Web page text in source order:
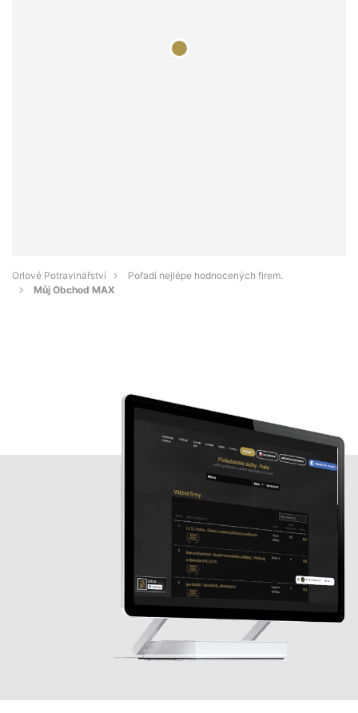
Orlové Potravinářství
Pořadí nejlépe hodnocených firem.
Můj Obchod MAX